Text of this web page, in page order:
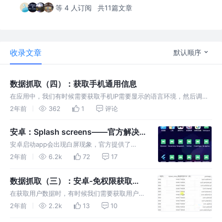
等 4 人订阅 共11篇文章
收录文章 默认顺序
数据抓取（四）：获取手机通用信息
在应用中，我们有时候需要获取手机IP需要显示的语言环境，然后调整
手机的语言，甚至有时候要获取移动数据的运营商和网络类型来判断是
会摸索完善。
2年前 362 1 评论
安卓：Splash screens——官方解决
启动白屏的方法之一
安卓启动app会出现白屏现象，官方提供了
Splash screens这个解决白屏问题的方法之
2年前 6.2k 72 17
数据抓取（三）：安卓-免权限获取所
有安装的应用程序信息（系统和非系
统）
在获取用户数据时，有时候我们需要获取用户的
应用列表，比如在开发清理工具应用或者开发借
2年前 2.2k 13 10